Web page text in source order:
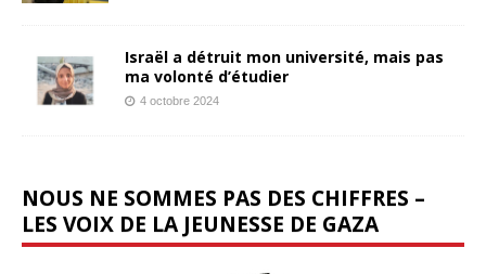
Israël a détruit mon université, mais pas
ma volonté d’étudier
4 octobre 2024
NOUS NE SOMMES PAS DES CHIFFRES –
LES VOIX DE LA JEUNESSE DE GAZA